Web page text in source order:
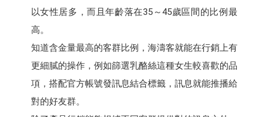
以女性居多，而且年齡落在35～45歲區間的比例最
高。
知道含金量最高的客群比例，海濤客就能在行銷上有
更細膩的操作，例如篩選乳酪絲這種女生較喜歡的品
項，搭配官方帳號發訊息結合標籤，訊息就能推播給
對的好友群。